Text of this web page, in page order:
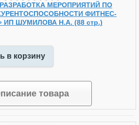
РАЗРАБОТКА МЕРОПРИЯТИЙ ПО
ФИТНЕС-
ИП ШУМИЛОВА Н.А. (88 стр.)
в корзину
товара